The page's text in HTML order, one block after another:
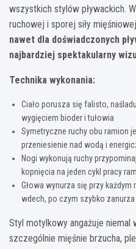
wszystkich stylów pływackich.
ruchowej i sporej siły
nawet dla doświadczonych
najbardziej spektakularny
Technika wykonania:
Ciało porusza się falisto,
wygięciem bioder i tułowia
Symetryczne ruchy obu ramion
przeniesienie nad wodą i
Nogi wykonują ruchy
kopnięcia na jeden cykl pracy
Głowa wynurza się przy
wdech, po czym szybko
Styl motylkowy angażuje niemal
szczególnie mięśnie brzucha,